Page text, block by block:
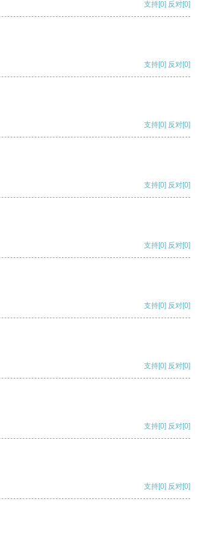
支持[0] 反对[0]
支持[0] 反对[0]
支持[0] 反对[0]
支持[0] 反对[0]
支持[0] 反对[0]
支持[0] 反对[0]
支持[0] 反对[0]
支持[0] 反对[0]
支持[0] 反对[0]